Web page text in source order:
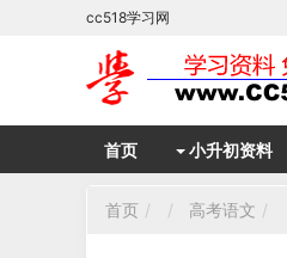
cc518学习网
首页 小升初资料
首页 高考语文